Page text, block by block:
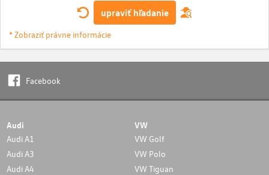
upraviť hľadanie
* Zobraziť právne informácie
Facebook
Audi
Audi A1
Audi A3
Audi A4
VW
VW Golf
VW Polo
VW Tiguan